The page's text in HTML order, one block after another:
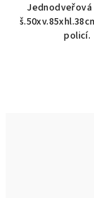
policí.